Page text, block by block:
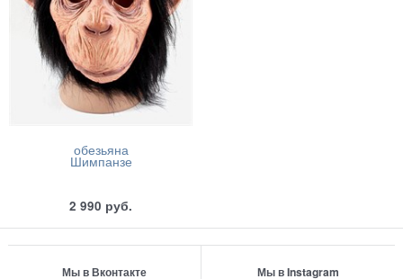
обезьяна
Шимпанзе
2 990 руб.
Мы в Вконтакте Мы в Instagram